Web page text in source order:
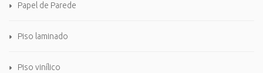
Papel de Parede
Piso laminado
Piso vinílico